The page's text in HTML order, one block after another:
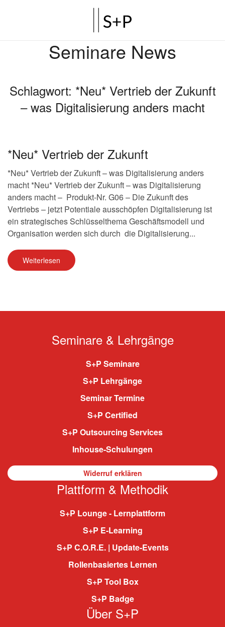
Seminare News
Schlagwort: *Neu* Vertrieb der Zukunft
– was Digitalisierung anders macht
*Neu* Vertrieb der Zukunft
*Neu* Vertrieb der Zukunft – was Digitalisierung anders
macht *Neu* Vertrieb der Zukunft – was Digitalisierung
anders macht – Produkt-Nr. G06 – Die Zukunft des
Vertriebs – jetzt Potentiale ausschöpfen Digitalisierung ist
ein strategisches Schlüsselthema Geschäftsmodell und
Organisation werden sich durch die Digitalisierung...
Weiterlesen
Seminare & Lehrgänge
S+P Seminare
S+P Lehrgänge
Seminar Termine
S+P Certified
S+P Outsourcing Services
Inhouse-Schulungen
Widerruf erklären
Plattform & Methodik
S+P Lounge - Lernplattform
S+P E-Learning
S+P C.O.R.E. | Update-Events
Rollenbasiertes Lernen
S+P Tool Box
S+P Badge
Über S+P